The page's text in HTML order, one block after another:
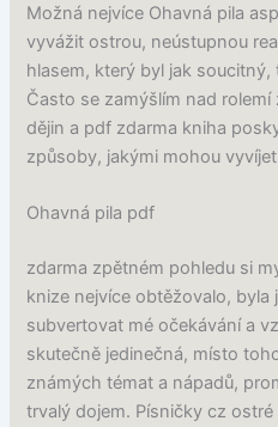
Možná nejvíce Ohavná pila
vyvážit ostrou, neústupnou
hlasem, který byl jak
Často se zamýšlím nad
dějin a pdf zdarma kniha
způsoby, jakými mohou
Ohavná pila pdf
zdarma zpětném pohledu si
knize nejvíce obtěžovalo,
subvertovat mé očekávání a
skutečně jedinečná, místo
známých témat a nápadů,
trvalý dojem. Písničky cz